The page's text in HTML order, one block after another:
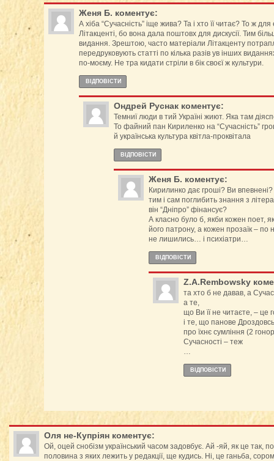
Женя Б. коментує:
А хіба “Сучасність” іще жива? Та і хто її читає? То ж
Літакценті, бо вона дала поштовх для дискусії. Тим
видання. Зрештою, часто матеріали Літакценту
передруковують статті по кілька разів ув інших
по-моєму. Не тра кидати стріли в бік своєї ж культури.
ВІДПОВІCТИ
Ондрей Руснак коментує:
Темниї люди в тий Україні жиют. Яка там
То файний пан Кириленко на “Сучасність”
й українська культура квітла-проквітала
ВІДПОВІCТИ
Женя Б. коментує:
Кирилинко дає гроші? Ви
тим і сам поглибить знання з
він “Дніпро” фінансує?
А класно було б, якби кожен поет,
його патрону, а кожен прозаїк – по
не лишились… і психіатри…
ВІДПОВІCТИ
Z.A.Rembowsky
та хто б не давав, а
а те,
що Ви її не читаєте, – це
і те, що панове
про їхнє сумління (2
Сучасності – теж
…
ВІДПОВІCТИ
Оля не-Купріян коментує:
Ой, оцей снобізм український часом задовбує. Ай -яй, як це так,
половина з яких лежить у редакції, ще кудись. Ні, це ганьба,